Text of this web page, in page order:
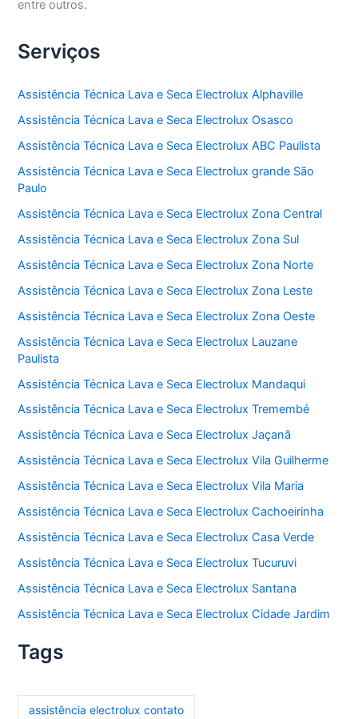
entre outros.
Serviços
Assistência Técnica Lava e Seca Electrolux Alphaville
Assistência Técnica Lava e Seca Electrolux Osasco
Assistência Técnica Lava e Seca Electrolux ABC Paulista
Assistência Técnica Lava e Seca Electrolux grande São
Paulo
Assistência Técnica Lava e Seca Electrolux Zona Central
Assistência Técnica Lava e Seca Electrolux Zona Sul
Assistência Técnica Lava e Seca Electrolux Zona Norte
Assistência Técnica Lava e Seca Electrolux Zona Leste
Assistência Técnica Lava e Seca Electrolux Zona Oeste
Assistência Técnica Lava e Seca Electrolux Lauzane
Paulista
Assistência Técnica Lava e Seca Electrolux Mandaqui
Assistência Técnica Lava e Seca Electrolux Tremembé
Assistência Técnica Lava e Seca Electrolux Jaçanã
Assistência Técnica Lava e Seca Electrolux Vila Guilherme
Assistência Técnica Lava e Seca Electrolux Vila Maria
Assistência Técnica Lava e Seca Electrolux Cachoeirinha
Assistência Técnica Lava e Seca Electrolux Casa Verde
Assistência Técnica Lava e Seca Electrolux Tucuruvi
Assistência Técnica Lava e Seca Electrolux Santana
Assistência Técnica Lava e Seca Electrolux Cidade Jardim
Tags
assistência electrolux contato